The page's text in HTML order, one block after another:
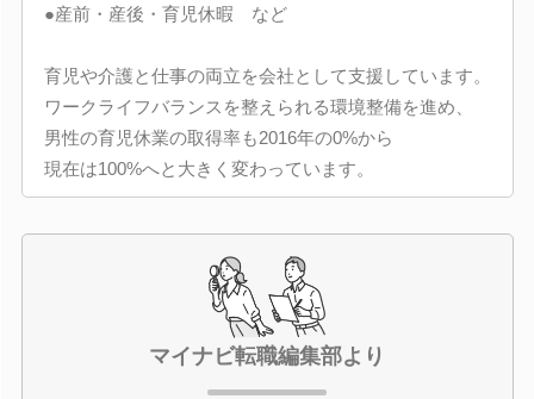
●産前・産後・育児休暇 など
育児や介護と仕事の両立を会社として支援しています。
ワークライフバランスを整えられる環境整備を進め、
男性の育児休業の取得率も2016年の0%から
現在は100%へと大きく変わっています。
マイナビ転職編集部より